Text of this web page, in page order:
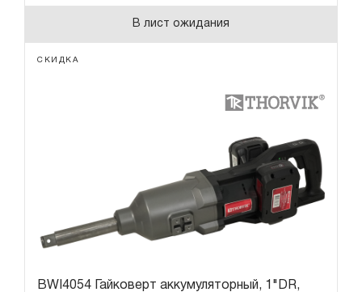
В лист ожидания
СКИДКА
BWI4054 Гайковерт аккумуляторный, 1"DR,